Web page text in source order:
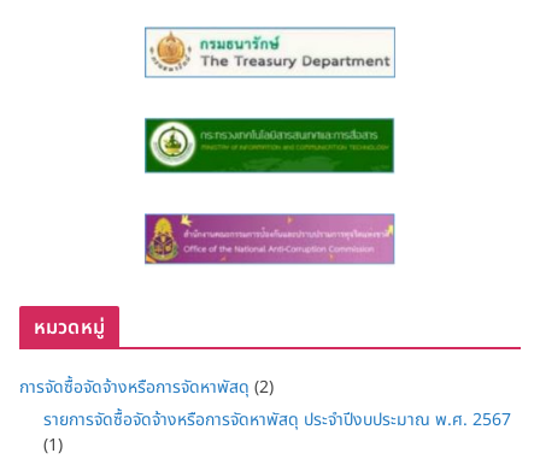
หมวดหมู่
การจัดซื้อจัดจ้างหรือการจัดหาพัสดุ (2)
รายการจัดซื้อจัดจ้างหรือการจัดหาพัสดุ ประจำปีงบประมาณ พ.ศ. 2567
(1)